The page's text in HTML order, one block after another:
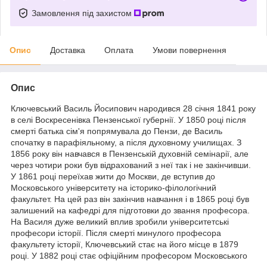
Замовлення під захистом
Опис Доставка Оплата Умови повернення
Опис
Ключевський Василь Йосипович народився 28 січня 1841 року
в селі Воскресенівка Пензенської губернії. У 1850 році після
смерті батька сім'я попрямувала до Пензи, де Василь
спочатку в парафіяльному, а після духовному училищах. З
1856 року він навчався в Пензенській духовній семінарії, але
через чотири роки був відрахований з неї так і не закінчивши.
У 1861 році переїхав жити до Москви, де вступив до
Московського університету на історико-філологічний
факультет. На цей раз він закінчив навчання і в 1865 році був
залишений на кафедрі для підготовки до звання професора.
На Василя дуже великий вплив зробили університетські
професори історії. Після смерті минулого професора
факультету історії, Ключевський стає на його місце в 1879
році. У 1882 році стає офіційним професором Московського